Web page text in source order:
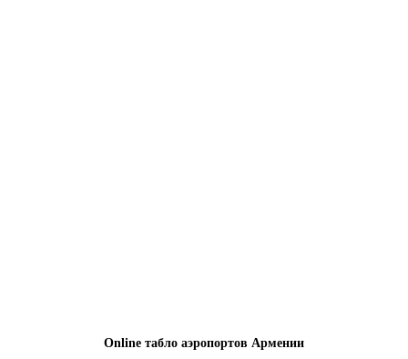
Online табло аэропортов Армении